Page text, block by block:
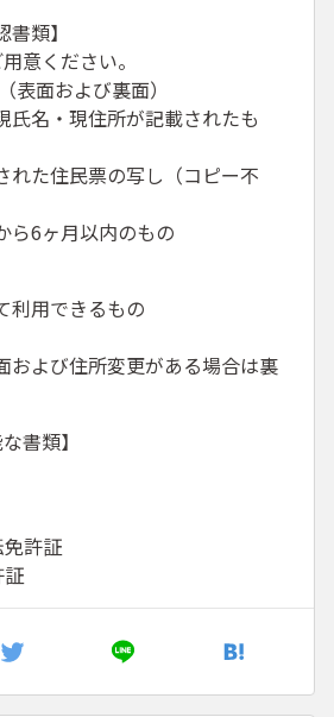
書類】
意ください。
表面および裏面）
名・現住所が記載されたも
れた住民票の写し（コピー不
6ヶ月以内のもの
利用できるもの
および住所変更がある場合は裏
書類】
免許証
証